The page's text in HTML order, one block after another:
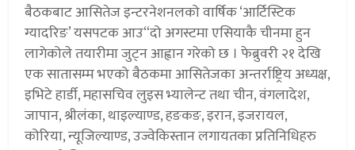
बैठकबाट आसितेज इन्टरनेशनलको वार्षिक ‘आर्टिस्टिक
ग्यादरिङ’ यसपटक आउ“दो अगस्टमा एसियाकै चीनमा हुन
लागेकोले तयारीमा जुट्न आह्वान गरेको छ । फेब्रुवरी २१ देखि
एक सातासम्म भएको बैठकमा आसितेजका अन्तर्राष्ट्रिय अध्यक्ष,
इभिटे हार्डी, महासचिव लुइस भ्यालेन्ट तथा चीन, वंगलादेश,
जापान, श्रीलंका, थाइल्याण्ड, हङकङ, इरान, इजरायल,
कोरिया, न्यूजिल्याण्ड, उज्वेकिस्तान लगायतका प्रतिनिधिहरु